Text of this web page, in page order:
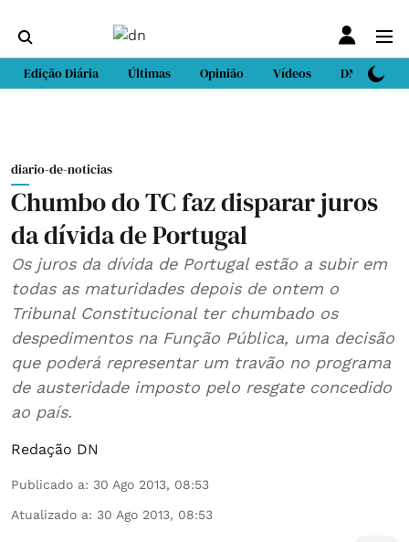
Edição Diária Últimas Opinião Vídeos DN Sport
diario-de-noticias
Chumbo do TC faz disparar juros
da dívida de Portugal
Os juros da dívida de Portugal estão a subir em
todas as maturidades depois de ontem o
Tribunal Constitucional ter chumbado os
despedimentos na Função Pública, uma decisão
que poderá representar um travão no programa
de austeridade imposto pelo resgate concedido
ao país.
Redação DN
Publicado a: 30 Ago 2013, 08:53
Atualizado a: 30 Ago 2013, 08:53